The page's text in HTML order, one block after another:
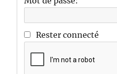
Rester connecté